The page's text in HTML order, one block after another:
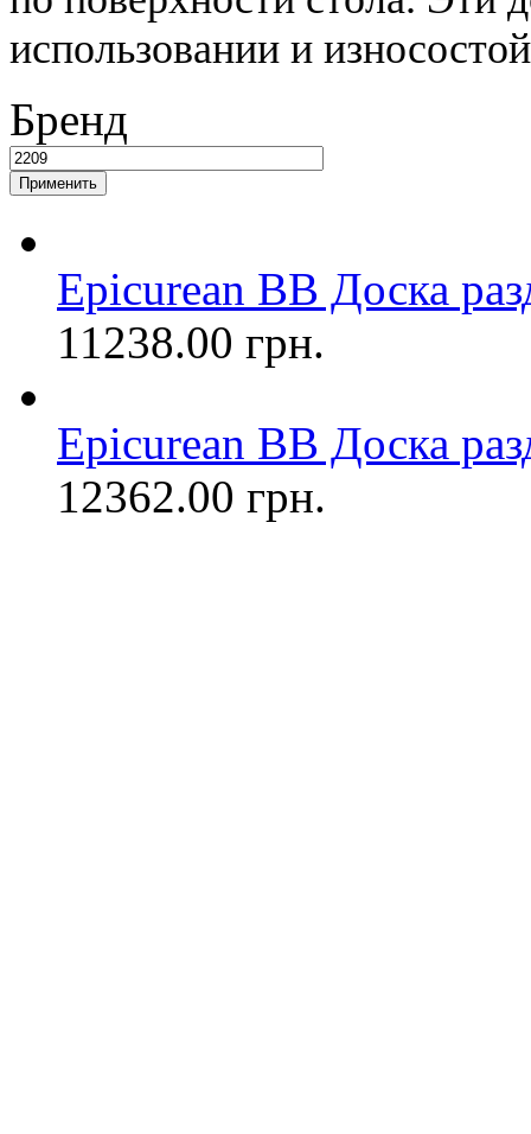
использовании и
Бренд
Epicurean BB Доска
11238.00 грн.
Epicurean BB Доска
12362.00 грн.